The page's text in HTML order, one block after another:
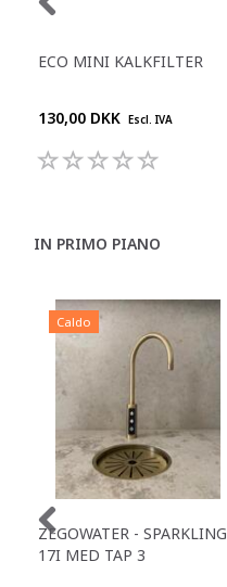
ECO MINI KALKFILTER
130,00 DKK Escl. IVA
IN PRIMO PIANO
Caldo
ZEGOWATER - SPARKLING
17I MED TAP 3